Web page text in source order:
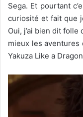
Sega. Et pourtant
curiosité et fait que
Oui, j’ai bien dit folle
mieux les aventures
Yakuza Like a